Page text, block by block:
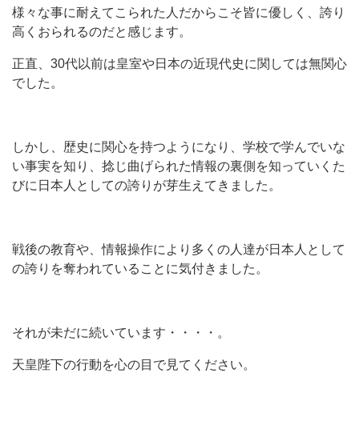
様々な事に耐えてこられた人だからこそ皆に優しく、誇り
高くおられるのだと感じます。
正直、30代以前は皇室や日本の近現代史に関しては無関心
でした。
しかし、歴史に関心を持つようになり、学校で学んでいな
い事実を知り、捻じ曲げられた情報の裏側を知っていくた
びに日本人としての誇りが芽生えてきました。
戦後の教育や、情報操作により多くの人達が日本人として
の誇りを奪われていることに気付きました。
それが未だに続いています・・・・。
天皇陛下の行動を心の目で見てください。